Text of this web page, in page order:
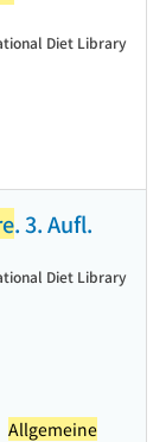
Diet Library
. 3. Aufl.
Diet Library
Allgemeine